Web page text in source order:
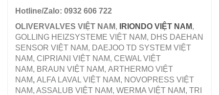
Hotline/Zalo: 0932 606 722
OLIVERVALVES VIỆT NAM, IRIONDO VIỆT NAM,
GOLLING HEIZSYSTEME VIỆT NAM, DHS DAEHAN
SENSOR VIỆT NAM, DAEJOO TD SYSTEM VIỆT
NAM, CIPRIANI VIỆT NAM, CEWAL VIỆT
NAM, BRAUN VIỆT NAM, ARTHERMO VIỆT
NAM, ALFA LAVAL VIỆT NAM, NOVOPRESS VIỆT
NAM, ASSALUB VIỆT NAM, WERMA VIỆT NAM, TRI